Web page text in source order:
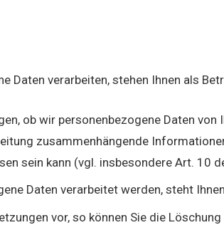
Daten verarbeiten, stehen Ihnen als
ob wir personenbezogene Daten
zusammenhängende
sein kann (vgl. insbesondere Art. 10
Daten verarbeitet werden, steht
vor, so können Sie die